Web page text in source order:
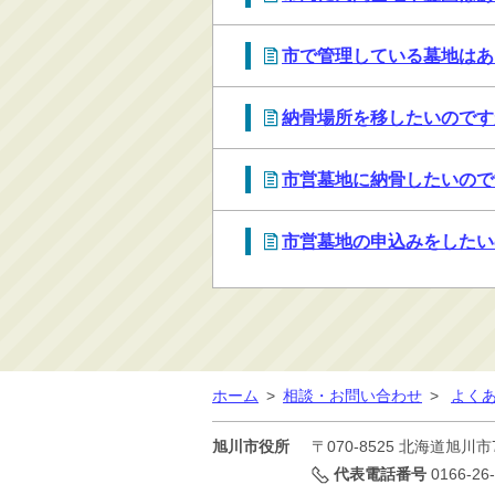
消防・救急
防災・安全
学ぶ・文化・スポーツ
産業・しごと・消費生
活
移住情報
市民活動・参加・地域
市議会・選挙
市で管理している墓地は
納骨場所を移したいので
市営墓地に納骨したいの
市営墓地の申込みをした
ホーム > 相談・お問い合わせ > よく
旭川市役所 〒070-8525 北海道旭川
代表電話番号 0166-